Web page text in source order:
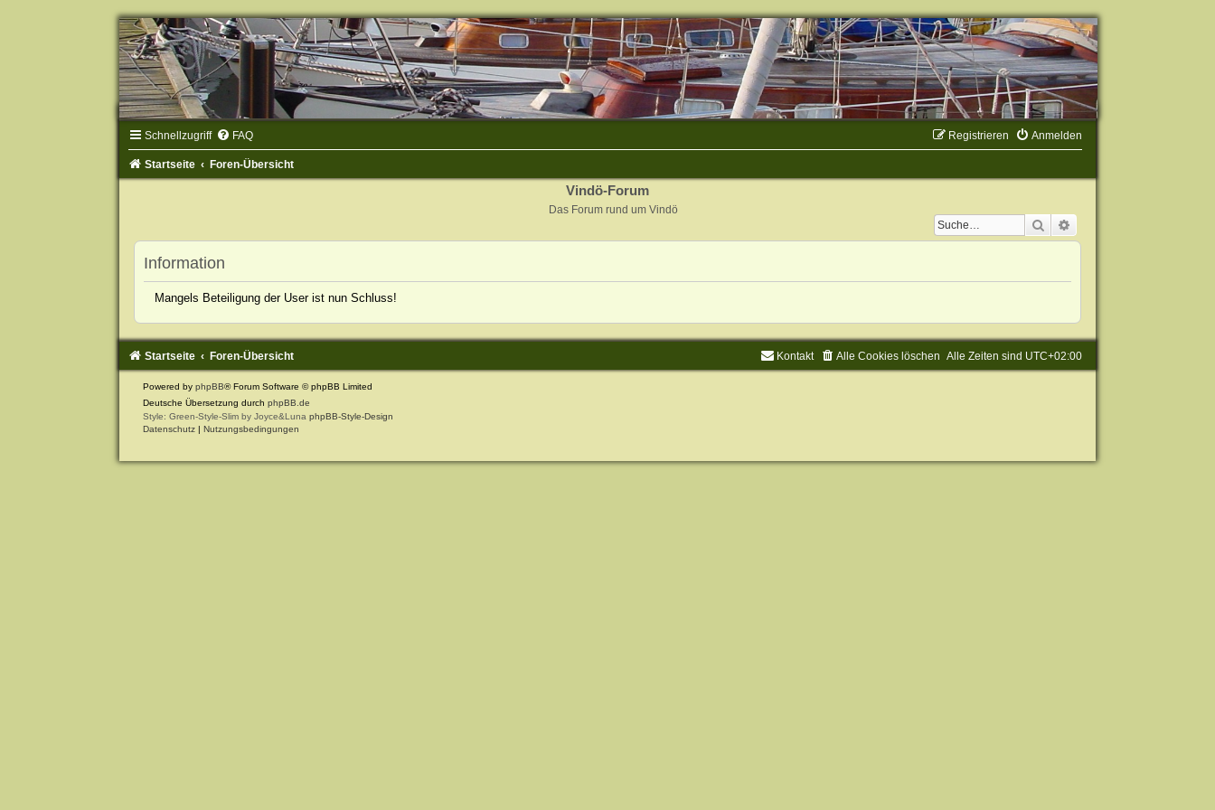
Schnellzugriff FAQ Anmelden
Registrieren
Startseite Foren-Übersicht
Vindö-Forum
Das Forum rund um Vindö
Suche
Information
Mangels Beteiligung der User ist nun Schluss!
Startseite Foren-Übersicht Alle Zeiten sind UTC+02:00
Alle Cookies löschen
Kontakt
Powered by phpBB® Forum Software © phpBB Limited
Deutsche Übersetzung durch phpBB.de
Style: Green-Style-Slim by Joyce&Luna phpBB-Style-Design
Datenschutz | Nutzungsbedingungen